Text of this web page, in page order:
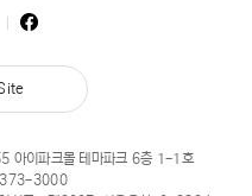
아이파크몰 테마파크 6층 1-1호
3000